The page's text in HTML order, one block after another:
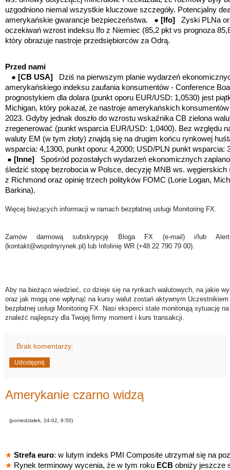
uzgodniono niemal wszystkie kluczowe szczegóły. Potencjalny
amerykańskie gwarancje bezpieczeństwa. ● [Ifo] Zyski PLNa
oczekiwań wzrost indeksu Ifo z Niemiec (85,2 pkt vs prognoza
który obrazuje nastroje przedsiębiorców za Odrą.
Przed nami
● [CB USA]
Dziś na pierwszym planie wydarzeń
amerykańskiego indeksu zaufania konsumentów - Conference
prognostykiem dla dolara (punkt oporu EUR/USD: 1,0530) jest
Michigan, który pokazał, że nastroje amerykańskich
2023. Gdyby jednak doszło do wzrostu wskaźnika CB zielona
zregenerować (punkt wsparcia EUR/USD: 1,0400). Bez względu
waluty EM (w tym złoty) znajdą się na drugim końcu rynkowej
wsparcia: 4,1300, punkt oporu: 4,2000; USD/PLN punkt wsparcia:
● [Inne]
Spośród pozostałych wydarzeń ekonomicznych
śledzić stopę bezrobocia w Polsce, decyzję MNB ws.
z Richmond oraz opinię trzech polityków FOMC (Lorie Logan,
Barkina).
Więcej bieżących informacji w ramach bezpłatnej usługi Monitoring FX.
Zamów darmową subskrypcję Bloga FX (e-mail) i/lub
(kontakt@wspolnyrynek.pl) lub Infolinię WR (+48 22 790 79 00).
Aby na bieżąco wiedzieć, co dzieje się na rynkach walutowych, na jakie
oraz jak mogą one wpłynąć na kursy walut zostań aktywnym
bezpłatnej usługi Monitoring FX. Nasi eksperci stale monitorują sytuację
znaleźć najlepszy dla Twojej firmy moment i kurs transakcji.
Brak komentarzy:
Udostępnij
Amerykanie czarno widzą
(poniedziałek, 24-02, 8:50)
★ Strefa euro: w lutym indeks PMI Composite utrzymał się na
★ Rynek terminowy wycenia, że w tym roku ECB obniży jeszcze